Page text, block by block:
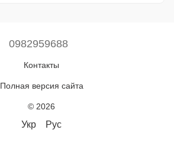
0982959688
Контакты
Полная версия сайта
© 2026
Укр Рус